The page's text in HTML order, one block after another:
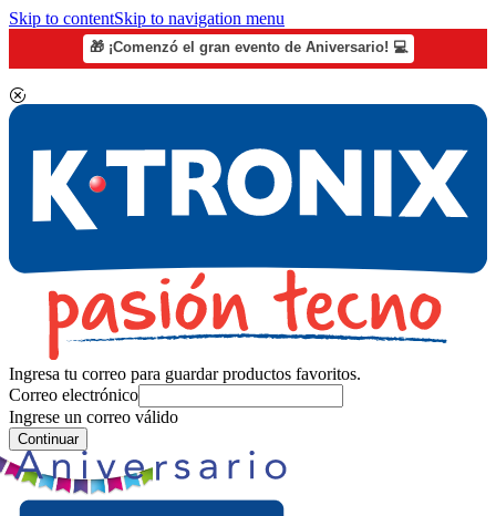
Skip to contentSkip to navigation menu
🎁 ¡Comenzó el gran evento de Aniversario! 💻
Ingresa tu correo para guardar productos favoritos.
Correo electrónico
Ingrese un correo válido
Continuar